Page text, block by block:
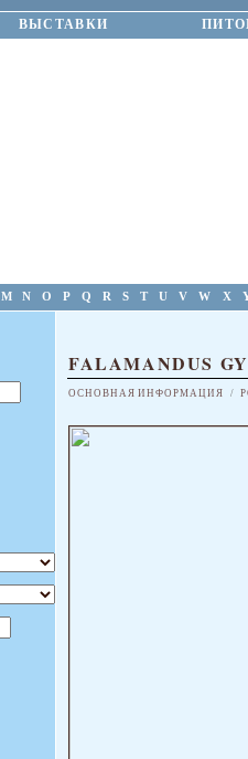
ВЫСТАВКИ
M N O P Q R S T U V W X
FALAMANDUS
ОСНОВНАЯ ИНФОРМАЦИЯ /